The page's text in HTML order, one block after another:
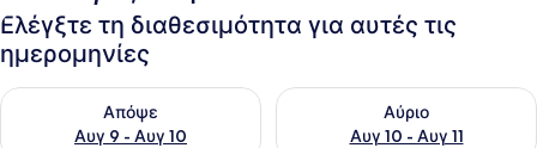
Ελέγξτε τη διαθεσιμότητα για αυτές τις
ημερομηνίες
Απόψε
Αυγ 9 - Αυγ 10
Έλεγχος διαθεσιμότητας για απόψε Αυγ 9 - Αυγ 10
Αύριο
Αυγ 10 - Αυγ 11
Έλεγχος διαθεσιμότητας